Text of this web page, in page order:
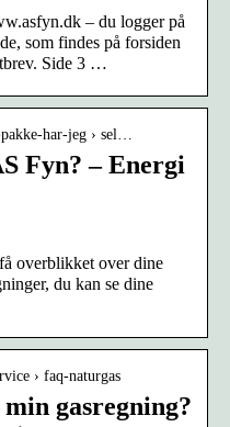
– du logger på
som findes på forsiden
Side 3 …
har-jeg › sel…
Fyn? – Energi
overblikket over dine
du kan se dine
› faq-naturgas
gasregning?